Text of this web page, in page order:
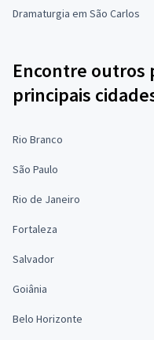
Dramaturgia em São Carlos
Encontre outros
principais
Rio Branco
São Paulo
Rio de Janeiro
Fortaleza
Salvador
Goiânia
Belo Horizonte